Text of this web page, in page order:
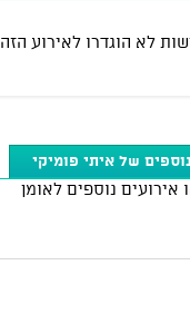
לא הוגדרו לאירוע הזה.
של איתי פומיקי
אירועים נוספים לאומן